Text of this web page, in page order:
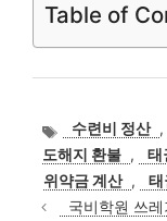
Table of
태
그
수련비 정산 ,
도해지 환불 , 태
위약금 계산 , 태
국비학원 쓰